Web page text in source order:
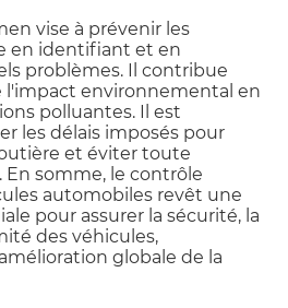
vise à prévenir les
en identifiant et en
problèmes. Il contribue
l'impact environnemental en
polluantes. Il est
les délais imposés pour
et éviter toute
somme, le contrôle
automobiles revêt une
pour assurer la sécurité, la
des véhicules,
globale de la